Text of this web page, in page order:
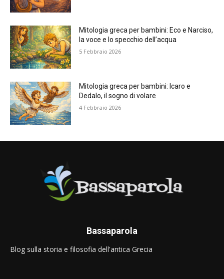
Mitologia greca per bambini: Eco e Narciso,
la voce e lo specchio dell’acqua
5 Febbraio 2026
Mitologia greca per bambini: Icaro e
Dedalo, il sogno di volare
4 Febbraio 2026
Bassaparola
Blog sulla storia e filosofia dell'antica Grecia